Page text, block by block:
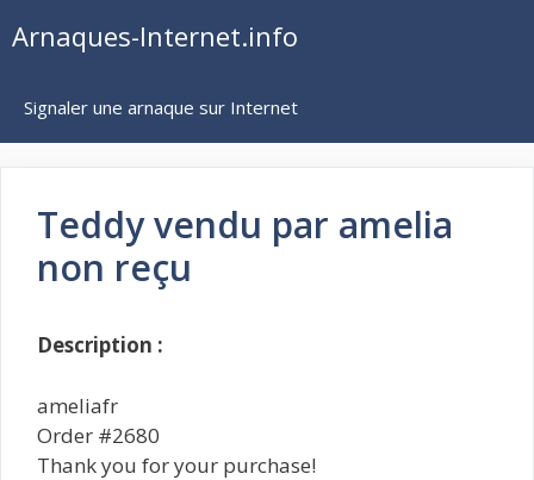
auArnaques-Internet.info
Signaler une arnaque sur Internet
Teddy vendu par amelia
non reçu
Description :
ameliafr
Order #2680
Thank you for your purchase!